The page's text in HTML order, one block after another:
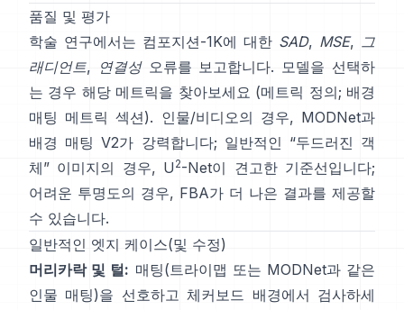
품질 및 평가
학술 연구에서는 컴포지션-1K에 대한 SAD, MSE, 그
래디언트, 연결성오류를 보고합니다. 모델을 선택하
는 경우 해당 메트릭을 찾아보세요 (메트릭 정의; 배경
매팅 메트릭 섹션). 인물/비디오의 경우, MODNet과
배경 매팅 V2가 강력합니다; 일반적인 “두드러진 객
체” 이미지의 경우, U 2-Net이 견고한 기준선입니다;
어려운 투명도의 경우, FBA가 더 나은 결과를 제공할
수 있습니다.
일반적인 엣지 케이스(및 수정)
머리카락 및 털: 매팅(트라이맵 또는 MODNet과 같은
인물 매팅)을 선호하고 체커보드 배경에서 검사하세